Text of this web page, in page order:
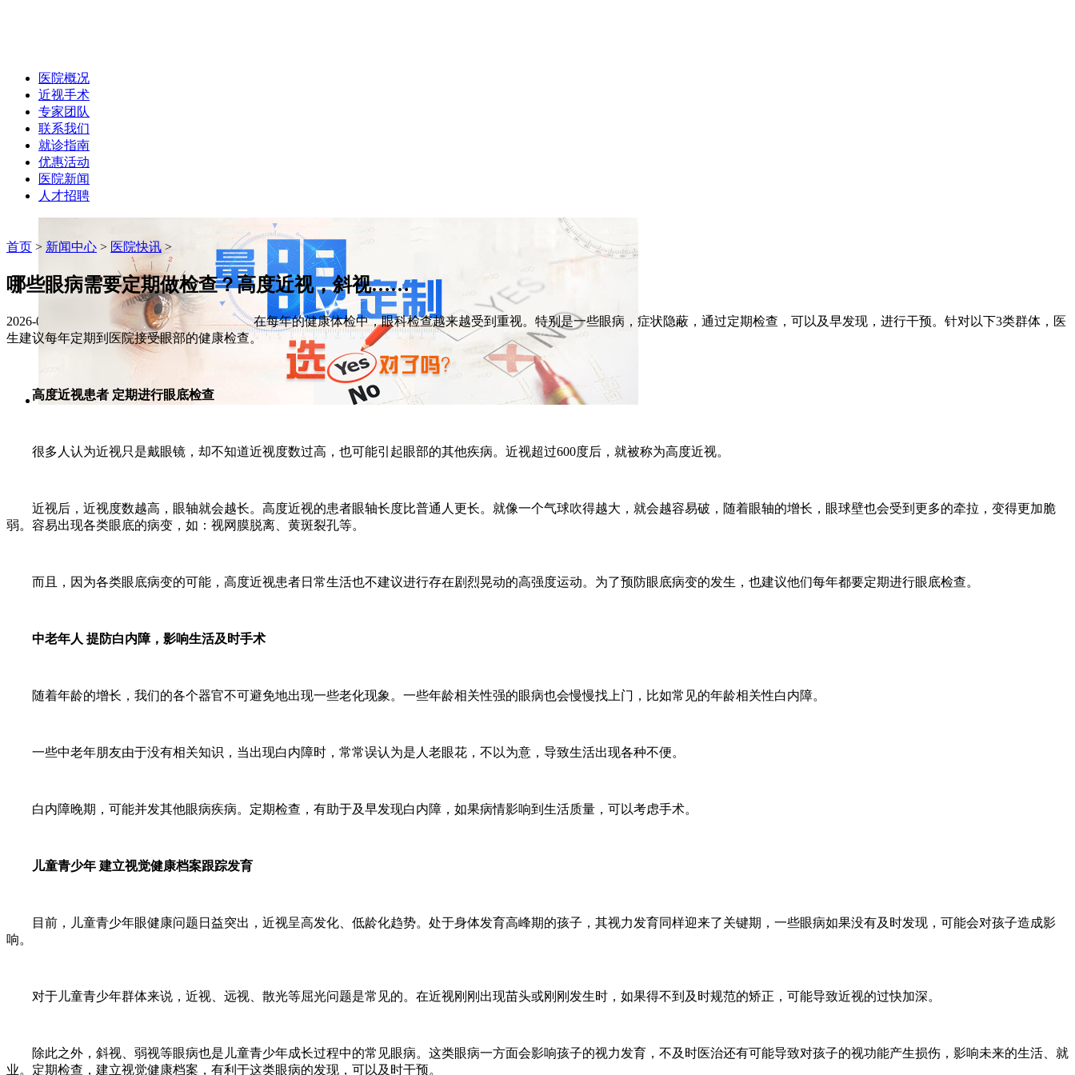
医院概况
近视手术
专家团队
联系我们
就诊指南
优惠活动
医院新闻
人才招聘
首页 > 新闻中心 > 医院快讯 >
哪些眼病需要定期做检查？高度近视，斜视……
2026-06-17 作者：hxyk 字体大小:
在每年的健康体检中，眼科检查越来越受到重视。特别是一些眼病，症状隐蔽，通过定期检查，可以及早发现，进行干预。针对以下3类群体，医
生建议每年定期到医院接受眼部的健康检查。
高度近视患者 定期进行眼底检查
很多人认为近视只是戴眼镜，却不知道近视度数过高，也可能引起眼部的其他疾病。近视超过600度后，就被称为高度近视。
近视后，近视度数越高，眼轴就会越长。高度近视的患者眼轴长度比普通人更长。就像一个气球吹得越大，就会越容易破，随着眼轴的增长，眼球壁也会受到更多的牵拉，变得更加脆
弱。容易出现各类眼底的病变，如：视网膜脱离、黄斑裂孔等。
而且，因为各类眼底病变的可能，高度近视患者日常生活也不建议进行存在剧烈晃动的高强度运动。为了预防眼底病变的发生，也建议他们每年都要定期进行眼底检查。
中老年人 提防白内障，影响生活及时手术
随着年龄的增长，我们的各个器官不可避免地出现一些老化现象。一些年龄相关性强的眼病也会慢慢找上门，比如常见的年龄相关性白内障。
一些中老年朋友由于没有相关知识，当出现白内障时，常常误认为是人老眼花，不以为意，导致生活出现各种不便。
白内障晚期，可能并发其他眼病疾病。定期检查，有助于及早发现白内障，如果病情影响到生活质量，可以考虑手术。
儿童青少年 建立视觉健康档案跟踪发育
目前，儿童青少年眼健康问题日益突出，近视呈高发化、低龄化趋势。处于身体发育高峰期的孩子，其视力发育同样迎来了关键期，一些眼病如果没有及时发现，可能会对孩子造成影
响。
对于儿童青少年群体来说，近视、远视、散光等屈光问题是常见的。在近视刚刚出现苗头或刚刚发生时，如果得不到及时规范的矫正，可能导致近视的过快加深。
除此之外，斜视、弱视等眼病也是儿童青少年成长过程中的常见眼病。这类眼病一方面会影响孩子的视力发育，不及时医治还有可能导致对孩子的视功能产生损伤，影响未来的生活、就
业。定期检查，建立视觉健康档案，有利于这类眼病的发现，可以及时干预。